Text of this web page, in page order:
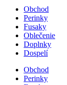
Obchod
Perinky
Fusaky
Oblečenie
Doplnky
Dospelí
Obchod
Perinky